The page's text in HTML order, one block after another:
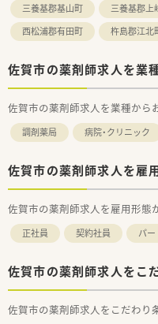
三養基郡基山町
三養基郡上
西松浦郡有田町
杵島郡江北
佐賀市の薬剤師求人を業
佐賀市の薬剤師求人を業種から
調剤薬局 病院・クリニック
佐賀市の薬剤師求人を雇
佐賀市の薬剤師求人を雇用形態
正社員 契約社員 パー
佐賀市の薬剤師求人をこ
佐賀市の薬剤師求人をこだわり